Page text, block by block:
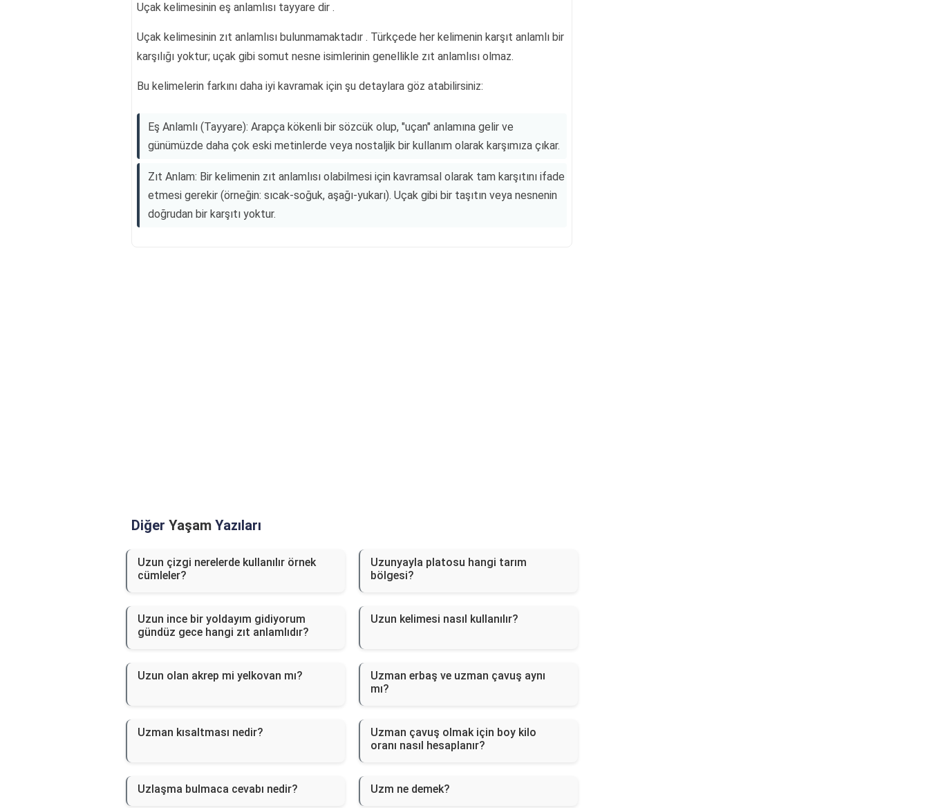
Uçak kelimesinin eş anlamlısı tayyare dir .
Uçak kelimesinin zıt anlamlısı bulunmamaktadır . Türkçede her kelimenin karşıt anlamlı bir
karşılığı yoktur; uçak gibi somut nesne isimlerinin genellikle zıt anlamlısı olmaz.
Bu kelimelerin farkını daha iyi kavramak için şu detaylara göz atabilirsiniz:
Eş Anlamlı (Tayyare): Arapça kökenli bir sözcük olup, "uçan" anlamına gelir ve
günümüzde daha çok eski metinlerde veya nostaljik bir kullanım olarak karşımıza çıkar.
Zıt Anlam: Bir kelimenin zıt anlamlısı olabilmesi için kavramsal olarak tam karşıtını ifade
etmesi gerekir (örneğin: sıcak-soğuk, aşağı-yukarı). Uçak gibi bir taşıtın veya nesnenin
doğrudan bir karşıtı yoktur.
Diğer Yaşam Yazıları
Uzun çizgi nerelerde kullanılır örnek
cümleler?
Uzunyayla platosu hangi tarım
bölgesi?
Uzun ince bir yoldayım gidiyorum
gündüz gece hangi zıt anlamlıdır?
Uzun kelimesi nasıl kullanılır?
Uzun olan akrep mi yelkovan mı?
Uzman erbaş ve uzman çavuş aynı
mı?
Uzman kısaltması nedir?
Uzman çavuş olmak için boy kilo
oranı nasıl hesaplanır?
Uzlaşma bulmaca cevabı nedir? Uzm ne demek?